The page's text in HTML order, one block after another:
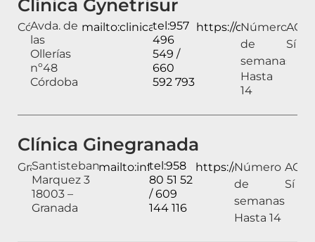
Clínica Gynetrisur
Córdoba
Avda. de
las
Ollerías
nº48
Córdoba
tel:957
496
549 /
660
592 793
https:// Número
de
semanas:
Hasta
14
ACAI:
Sí
Clínica Ginegranada
Granada
Santisteban
Marquez 3
18003 –
Granada
mailto:info@ginegranada.com
tel:958
80 51 52
/ 609
144 116
https://Número
de
semanas:
Hasta 14
ACAI:
Sí